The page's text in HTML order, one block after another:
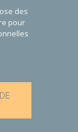
des
pour